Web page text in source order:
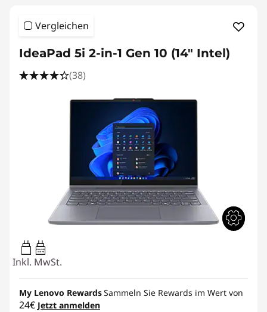
Vergleichen
IdeaPad 5i 2-in-1 Gen 10 (14" Intel)
(38)
45W-65W
USB PD
Inkl. MwSt.
My Lenovo RewardsSammeln Sie Rewards im Wert von
24€ Jetzt anmelden